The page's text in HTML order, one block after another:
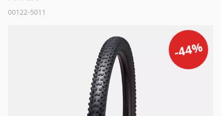
00122-5011
-44%
Connecter